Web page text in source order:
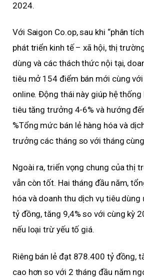
2024.
Với Saigon Co.op, sau khi “phân
phát triển kinh tế – xã hội, thị
dùng và các thách thức nội tại,
tiêu mở 154 điểm bán mới cùng
online. Động thái này giúp hệ
tiêu tăng trưởng 4-6% và hướng
%Tổng mức bán lẻ hàng hóa và
trưởng các tháng so với tháng
Ngoài ra, triển vọng chung của thị
vẫn còn tốt. Hai tháng đầu năm,
hóa và doanh thu dịch vụ tiêu
tỷ đồng, tăng 9,4% so với cùng kỳ
nếu loại trừ yếu tố giá.
Riêng bán lẻ đạt 878.400 tỷ đồng,
cao hơn so với 2 tháng đầu năm